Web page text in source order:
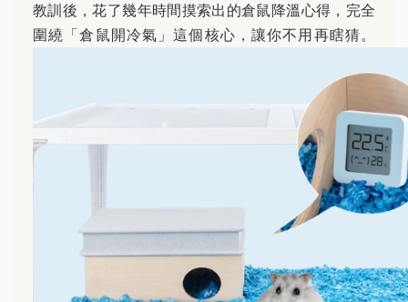
教訓後，花了幾年時間摸索出的倉鼠降溫心得，完全
圍繞「倉鼠開冷氣」這個核心，讓你不用再瞎猜。